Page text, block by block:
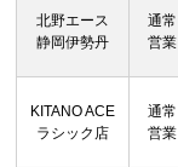
北野エース
静岡伊勢丹
通常
営業
KITANO ACE
ラシック店
通常
営業